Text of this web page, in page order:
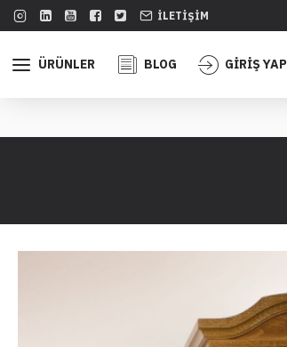
İLETIŞIM
ÜRÜNLER BLOG GİRİŞ YAP